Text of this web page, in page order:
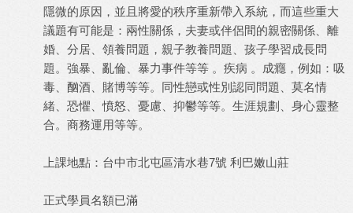
隱微的原因，並且將愛的秩序重新帶入系統，而這些重大
議題有可能是：兩性關係，夫妻或伴侶間的親密關係、離
婚、分居、領養問題，親子教養問題、孩子學習成長問
題。強暴、亂倫、暴力事件等等 。疾病 。成癮，例如：吸
毒、酗酒、賭博等等。同性戀或性別認同問題、莫名情
緒、恐懼、憤怒、憂慮、抑鬱等等。生涯規劃、身心靈整
合。商務運用等等。
上課地點：台中市北屯區清水巷7號 利巴嫩山莊
正式學員名額已滿